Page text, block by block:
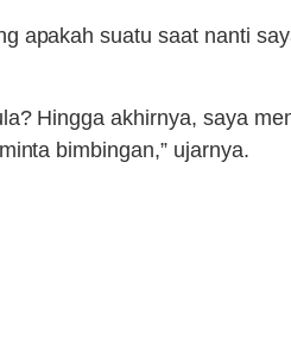
apakah suatu saat nanti
Hingga akhirnya, saya
bimbingan,” ujarnya.